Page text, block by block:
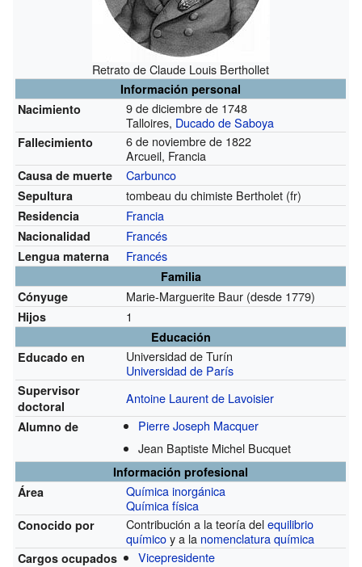
Retrato de Claude Louis Berthollet
Información personal
Nacimiento
9 de diciembre de 1748
Talloires, Ducado de Saboya
Fallecimiento
6 de noviembre de 1822
Arcueil, Francia
Causa de muerte Carbunco
Sepultura tombeau du chimiste Bertholet (fr)
Residencia Francia
Nacionalidad Francés
Lengua materna Francés
Familia
Cónyuge
Marie-Marguerite Baur (desde 1779)
Hijos 1
Educación
Educado en
Universidad de Turín
Universidad de París
Supervisor
doctoral
Antoine Laurent de Lavoisier
Alumno de
Pierre Joseph Macquer
Jean Baptiste Michel Bucquet
Información profesional
Área
Química inorgánica
Química física
Conocido por Contribución a la teoría delequilibrio
químicoy a la nomenclatura química
Cargos ocupados
Vicepresidente